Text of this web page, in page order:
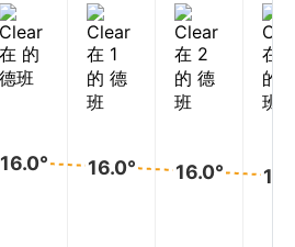
16.0° 16.0° 16.0°